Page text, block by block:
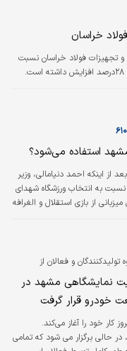
خراسان
و تجهیزات فولاد خراسان نسبت
استفاده می‌شود؟
از اینکه احمد دنیامالی، وزیر
به انتخاب ورزشگاه شهدای
از بازی استقلال و الغرافه
در حال رایزنی است تا بازی‌های
مشهد برگزار شود. تیم ملی
مهر ماه میزبان قطر است و به احتمال
رضا‌(ع) میزبان این بازی
تولیدکنندگان و فعالان از
چهارم؛
نمایشگاهی مشهد در
قرار گرفت
کار خود را آغاز می‌کند.
حالی برگزار می شود که تمامی